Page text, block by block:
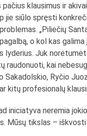
klausimus ir
jie siūlo spręsti
„Piliečių
o kol kas galima
lyderius. Juk
raudonuoti, kai
Sakadolskio, Ryčio
kitų profesionalų
iniciatyva neremia
Mūsų tikslas –